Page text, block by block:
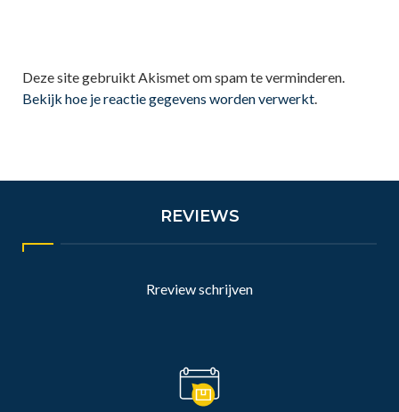
Deze site gebruikt Akismet om spam te verminderen.
Bekijk hoe je reactie gegevens worden verwerkt
REVIEWS
Rreview schrijven